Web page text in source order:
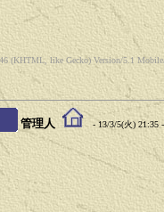
(KHTML, like Gecko) Version/5.1
管理人 - 13/3/5(火) 21:35 -